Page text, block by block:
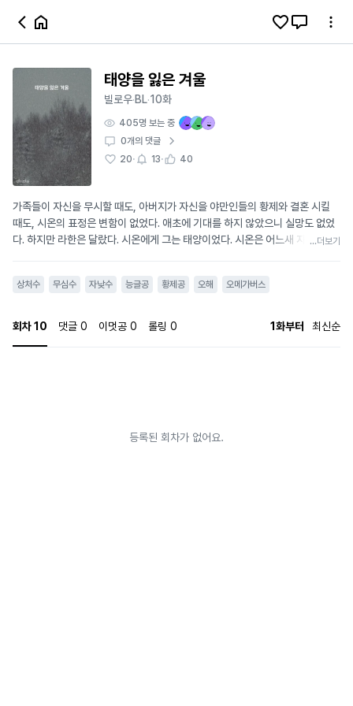
태양을 잃은 겨울
빌로우·BL·10화
405명 보는 중
0개의 댓글
20· 13· 40
가족들이 자신을 무시할 때도, 아버지가 자신을 야만인들의 황제와 결혼 시킬
때도, 시온의 표정은 변함이 없었다. 애초에 기대를 하지 않았으니 실망도 없었
다. 하지만 라한은 달랐다. 시온에게 그는 태양이었다. 시온은 어느새 자신의 삶
편이라고는 이 세상에 폐하 하나뿐이었는데." firstwritestart@naver.com
...더보기
상처수 무심수 자낮수 능글공 황제공 오해 오메가버스
회차10 댓글 0 이멋공 0 롤링 0 1화부터 최신순
등록된 회차가 없어요.